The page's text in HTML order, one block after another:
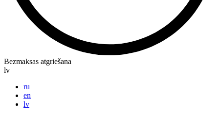
Bezmaksas atgriešana
lv
ru
en
lv